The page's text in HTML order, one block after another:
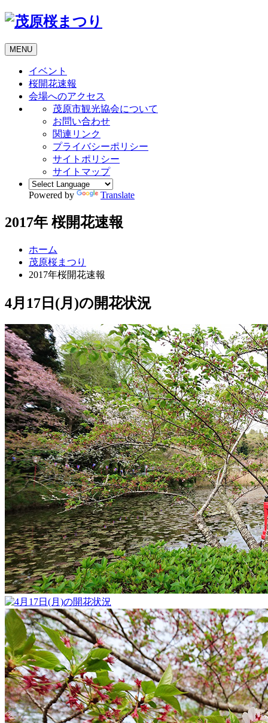
MENU
イベント
桜開花速報
会場へのアクセス
茂原市観光協会について
お問い合わせ
関連リンク
プライバシーポリシー
サイトポリシー
サイトマップ
Powered by Translate
2017年 桜開花速報
ホーム
茂原桜まつり
2017年桜開花速報
4月17日(月)の開花状況